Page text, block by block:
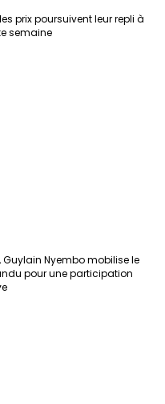
prix poursuivent leur repli à
semaine
Guylain Nyembo mobilise le
pour une participation